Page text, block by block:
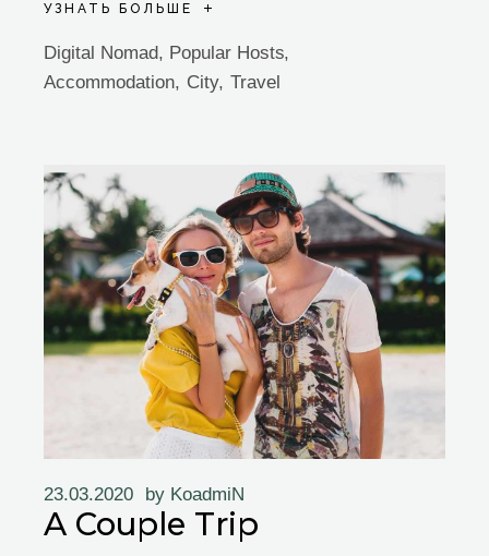
УЗНАТЬ БОЛЬШЕ
Digital Nomad, Popular Hosts
Accommodation
City Travel
23.03.2020 by KoadmiN
A Couple Trip